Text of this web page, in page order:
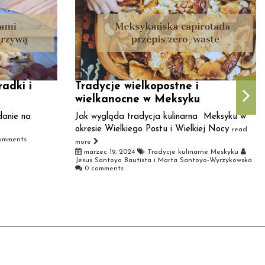
i
na
Tradycje wielkopostne i
wielkanocne w Meksyku
Jak wygląda tradycja kulinarna Meksyku w
okresie Wielkiego Postu i Wielkiej Nocy read
more
marzec 19, 2024
Tradycje kulinarne Meskyku
Jesus Santoyo Bautista i Marta Santoyo-Wyrzykowska
0 comments